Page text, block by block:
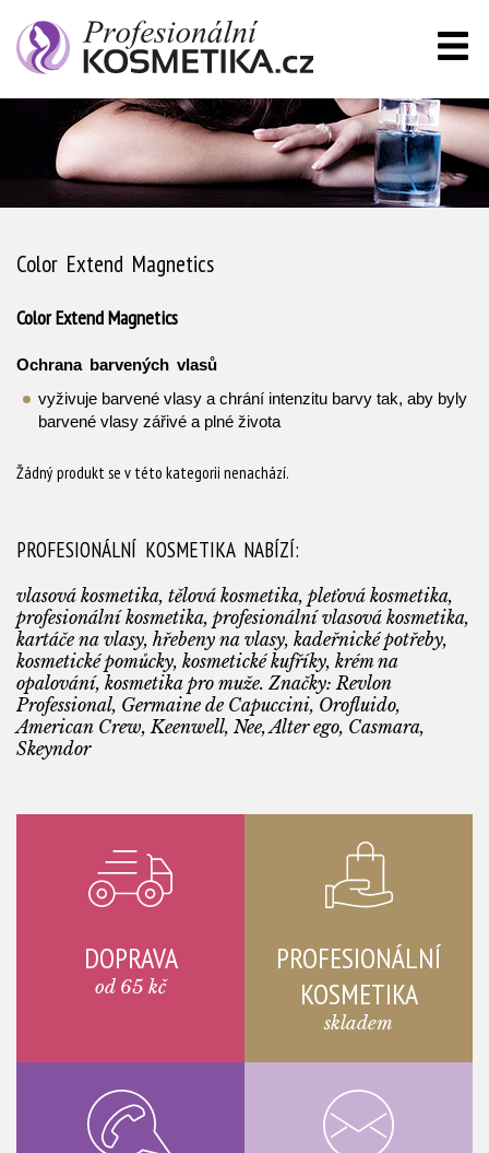
Color Extend Magnetics
Color Extend Magnetics
Ochrana barvených vlasů
vyživuje barvené vlasy a chrání intenzitu barvy tak, aby byly
barvené vlasy zářivé a plné života
Žádný produkt se v této kategorii nenachází.
PROFESIONÁLNÍ KOSMETIKA NABÍZÍ:
vlasová kosmetika, tělová kosmetika, pleťová kosmetika,
profesionální kosmetika, profesionální vlasová kosmetika,
kartáče na vlasy, hřebeny na vlasy, kadeřnické potřeby,
kosmetické pomůcky, kosmetické kufříky, krém na
opalování, kosmetika pro muže. Značky: Revlon
Professional, Germaine de Capuccini, Orofluido,
American Crew, Keenwell, Nee, Alter ego, Casmara,
Skeyndor
DOPRAVA
od 65 kč
PROFESIONÁLNÍ
KOSMETIKA
skladem